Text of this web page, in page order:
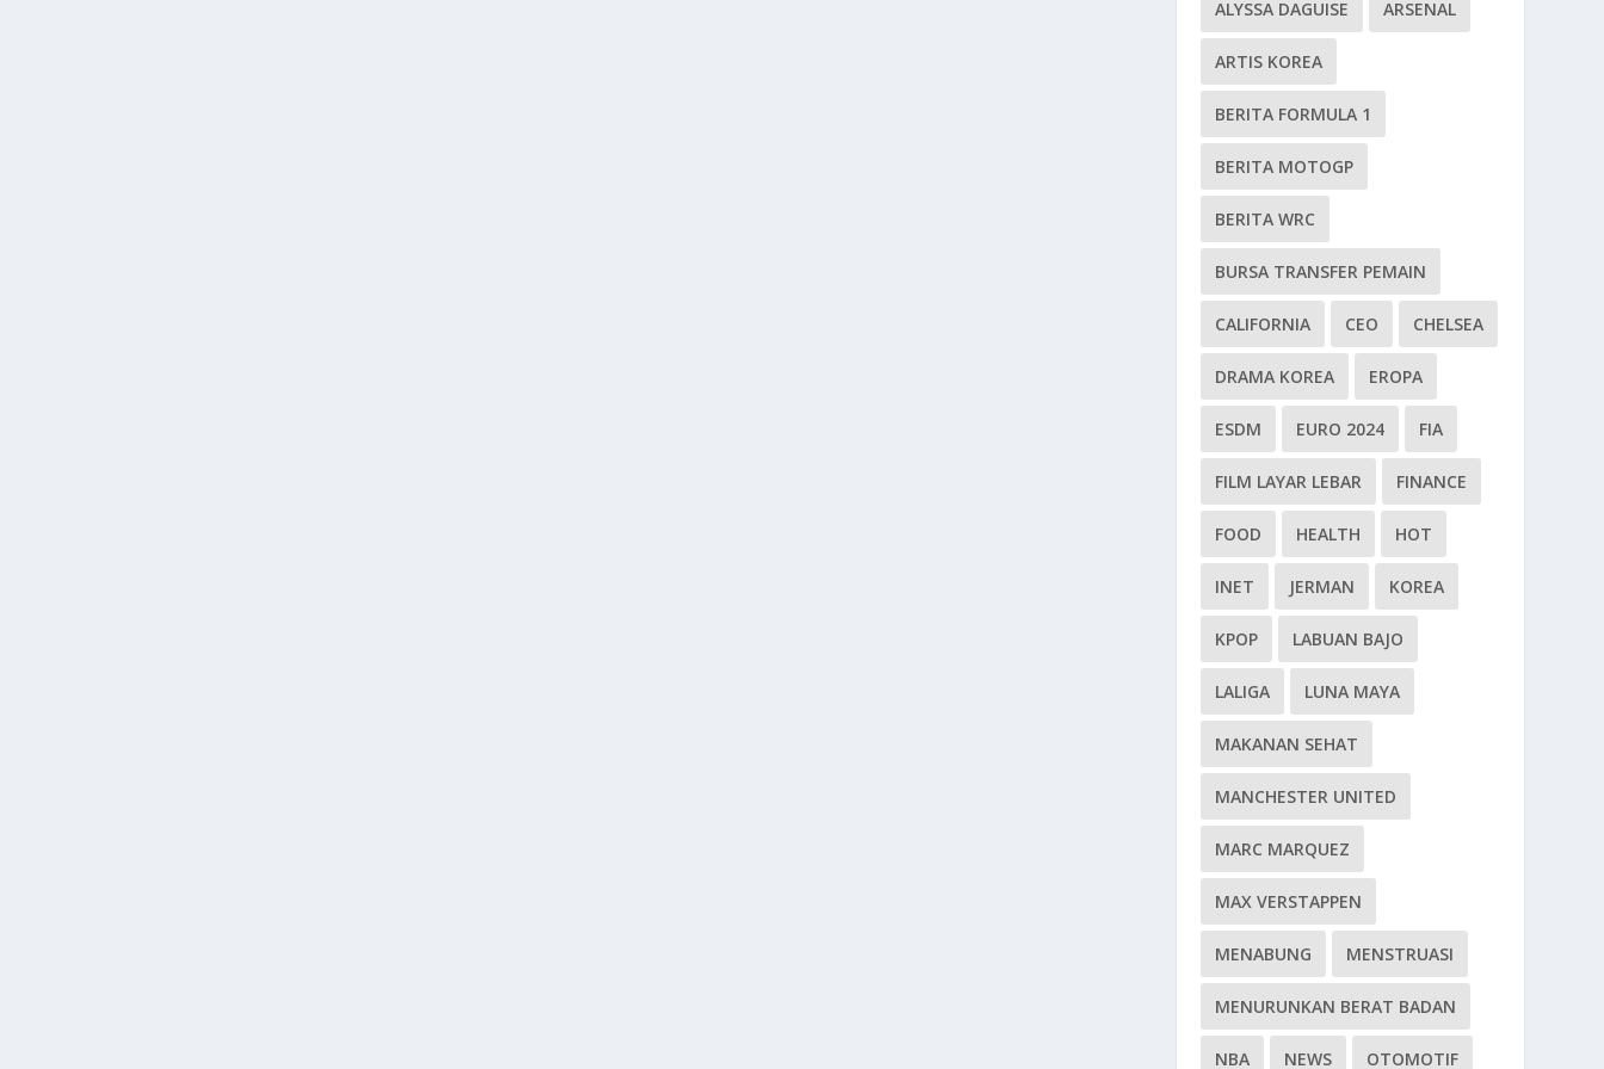
ALYSSA DAGUISE ARSENAL
ARTIS KOREA
BERITA FORMULA 1
BERITA MOTOGP
BERITA WRC
BURSA TRANSFER PEMAIN
CALIFORNIA CEO CHELSEA
DRAMA KOREA EROPA
ESDM EURO 2024 FIA
FILM LAYAR LEBAR FINANCE
FOOD HEALTH HOT
INET JERMAN KOREA
KPOP LABUAN BAJO
LALIGA LUNA MAYA
MAKANAN SEHAT
MANCHESTER UNITED
MARC MARQUEZ
MAX VERSTAPPEN
MENABUNG MENSTRUASI
MENURUNKAN BERAT BADAN
NBA NEWS OTOMOTIF